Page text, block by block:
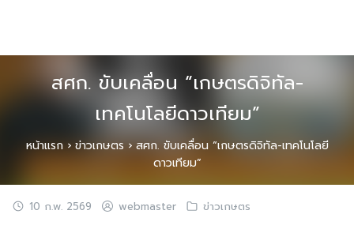
สศก. ขับเคลื่อน “เกษตรดิจิทัล-
เทคโนโลยีดาวเทียม”
หน้าแรก› ข่าวเกษตร›สศก. ขับเคลื่อน “เกษตรดิจิทัล-เทคโนโลยี
ดาวเทียม”
10 ก.พ. 2569 webmaster ข่าวเกษตร